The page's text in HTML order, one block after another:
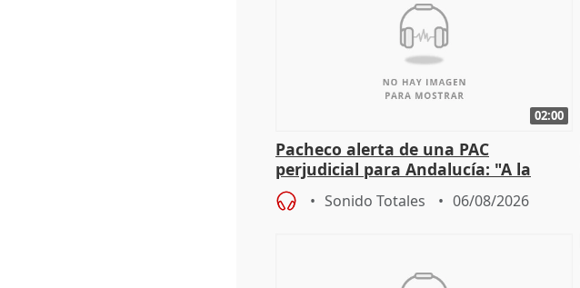
02:00
Pacheco alerta de una PAC
perjudicial para Andalucía: "A la
agricultura hay que protegerla"
Sonido Totales 06/08/2026